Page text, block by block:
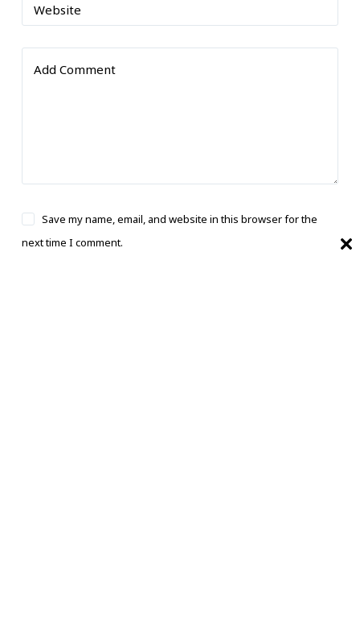
Website
Add Comment
Save my name, email, and website in this browser for the
next time I comment.